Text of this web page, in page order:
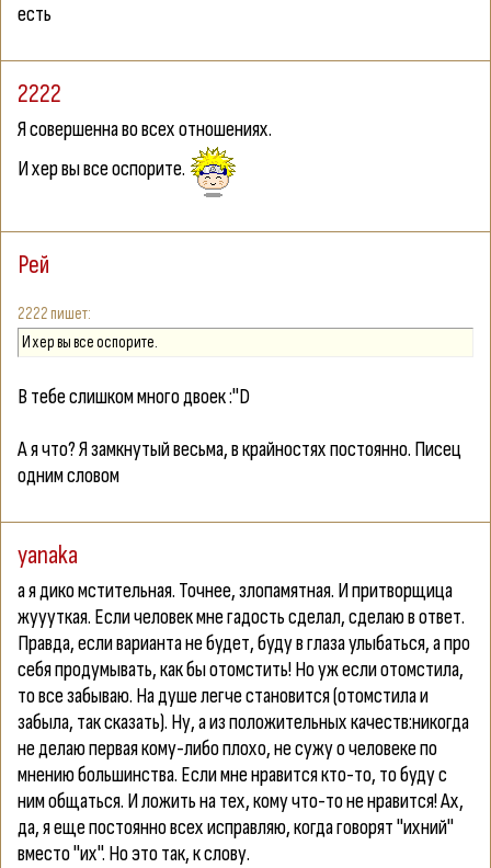
есть
2222
Я совершенна во всех отношениях.
И хер вы все оспорите.
Рей
2222
И хер вы все оспорите.
В тебе слишком много двоек :"D
А я что? Я замкнутый весьма, в крайностях постоянно. Писец
одним словом
yanaka
а я дико мстительная. Точнее, злопамятная. И притворщица
жуууткая. Если человек мне гадость сделал, сделаю в ответ.
Правда, если варианта не будет, буду в глаза улыбаться, а про
себя продумывать, как бы отомстить! Но уж если отомстила,
то все забываю. На душе легче становится (отомстила и
забыла, так сказать). Ну, а из положительных качеств:никогда
не делаю первая кому-либо плохо, не сужу о человеке по
мнению большинства. Если мне нравится кто-то, то буду с
ним общаться. И ложить на тех, кому что-то не нравится! Ах,
да, я еще постоянно всех исправляю, когда говорят "ихний"
вместо "их". Но это так, к слову.